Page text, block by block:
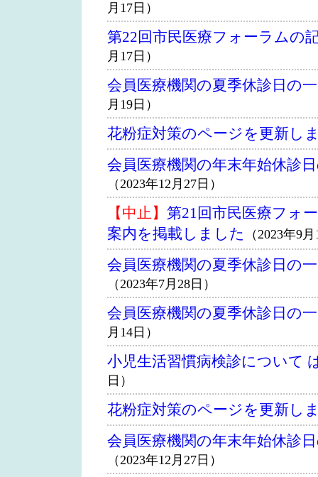
月17日）
第22回市民医療フォーラムの
月17日）
会員医療機関の夏季休診日の
月19日）
花粉症対策のページを更新し
会員医療機関の年末年始休診
（2023年12月27日）
【中止】 第21回市民医療フォ
案内を掲載しました
（2023年9
会員医療機関の夏季休診日の
（2023年7月28日）
会員医療機関の夏季休診日の
月14日）
小児生活習慣病検診について
日）
花粉症対策のページを更新し
会員医療機関の年末年始休診
（2023年12月27日）